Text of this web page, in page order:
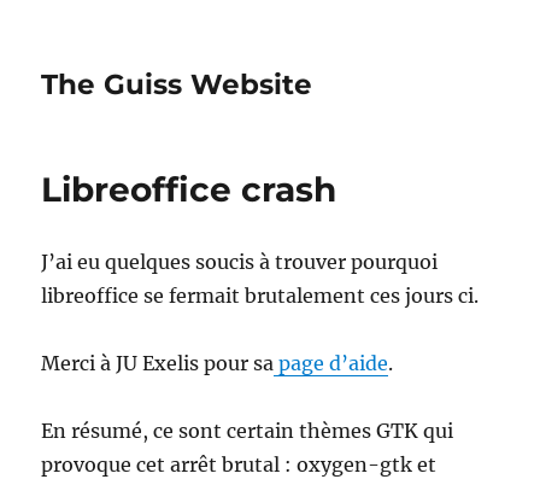
The Guiss Website
Libreoffice crash
J’ai eu quelques soucis à trouver pourquoi
libreoffice se fermait brutalement ces jours ci.
Merci à JU Exelis pour sa page d’aide.
En résumé, ce sont certain thèmes GTK qui
provoque cet arrêt brutal : oxygen-gtk et